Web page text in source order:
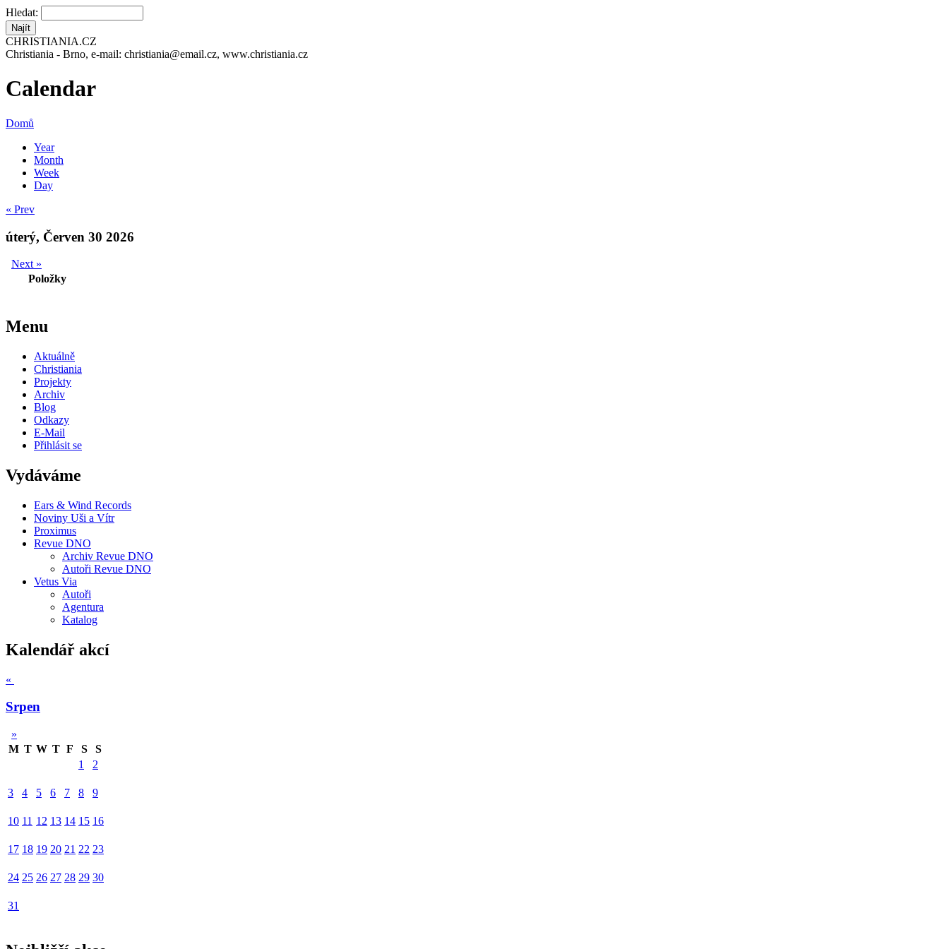
Hledat:
CHRISTIANIA.CZ
Christiania - Brno, e-mail: christiania@email.cz, www.christiania.cz
Calendar
Domů
Year
Month
Week
Day
« Prev
úterý, Červen 30 2026
Next »
Položky
Menu
Aktuálně
Christiania
Projekty
Archiv
Blog
Odkazy
E-Mail
Přihlásit se
Vydáváme
Ears & Wind Records
Noviny Uši a Vítr
Proximus
Revue DNO
Archiv Revue DNO
Autoři Revue DNO
Vetus Via
Autoři
Agentura
Katalog
Kalendář akcí
«
Srpen
»
M T W T F S
S
1
2
3 4 5 6 7 8 9
10 11 12 13 14 15 16
17 18 19 20 21 22 23
24 25 26 27 28 29 30
31